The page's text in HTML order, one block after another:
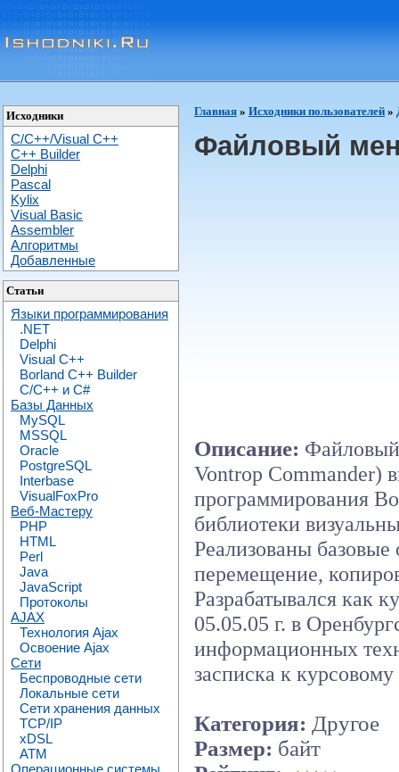
Исходники
C/C++/Visual C++
С++ Builder
Delphi
Pascal
Kylix
Visual Basic
Assembler
Алгоритмы
Добавленные
Статьи
Языки программирования
.NET
Delphi
Visual C++
Borland C++ Builder
C/С++ и C#
Базы Данных
MySQL
MSSQL
Oracle
PostgreSQL
Interbase
VisualFoxPro
Веб-Мастеру
PHP
HTML
Perl
Java
JavaScript
Протоколы
AJAX
Технология Ajax
Освоение Ajax
Сети
Беспроводные сети
Локальные сети
Сети хранения данных
TCP/IP
xDSL
ATM
Операционные системы
Главная » Исходники пользователей »
Файловый
Описание:
Vontrop Commander)
программирования
библиотеки
Реализованы
перемещение,
Разрабатывался как
05.05.05 г. в
информационных
засписка к
Категория: Другое
Размер: байт